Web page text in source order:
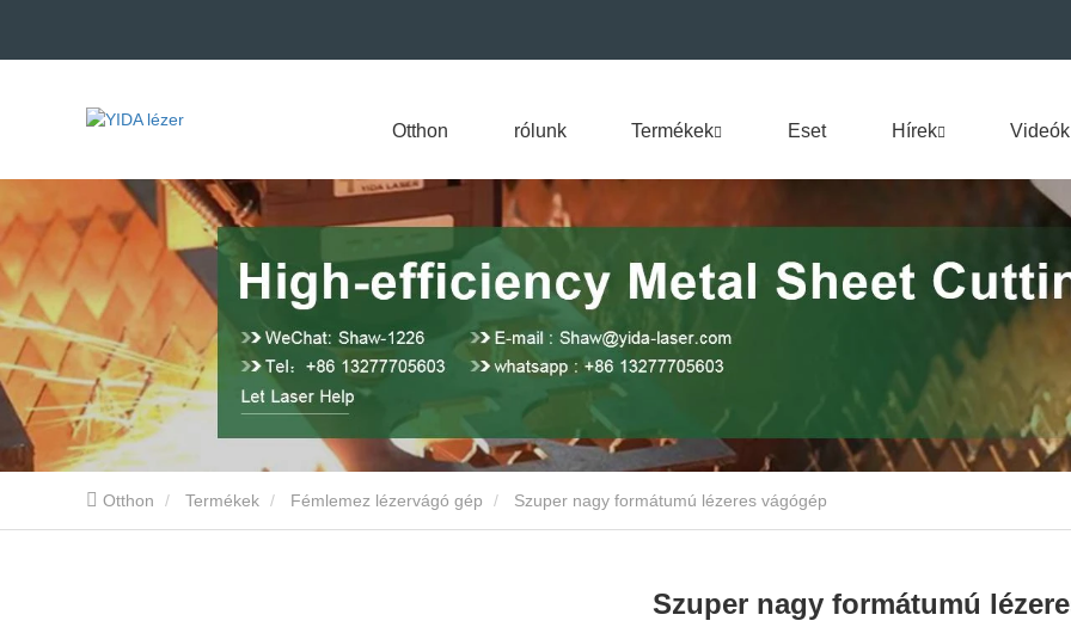
Otthon rólunk Termékek Eset Hírek Videók
Otthon Termékek Fémlemez lézervágó gép Szuper nagy formátumú lézeres vágógép
Szuper nagy formátumú